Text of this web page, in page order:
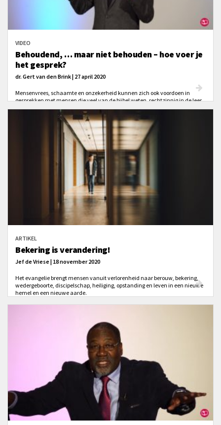
VIDEO
Behoudend, … maar niet behouden – hoe voer je
het gesprek?
dr. Gert van den Brink | 27 april 2020
Mensenvrees, schaamte en onzekerheid kunnen zich ook voordoen in
gesprekken met mensen die veel van de bijbel weten, rechtzinnig in de leer
zijn maar zichzelf niet als gelovigen zien. Ze zijn behoudend maar niet
behouden. Hoe voer je zo’n gesprek?
ARTIKEL
Bekering is verandering!
Jef de Vriese | 18 november 2020
Het evangelie brengt mensen vanuit verlorenheid naar berouw, bekering,
wedergeboorte, discipelschap, heiliging, opstanding en leven in een nieuwe
hemel en een nieuwe aarde.